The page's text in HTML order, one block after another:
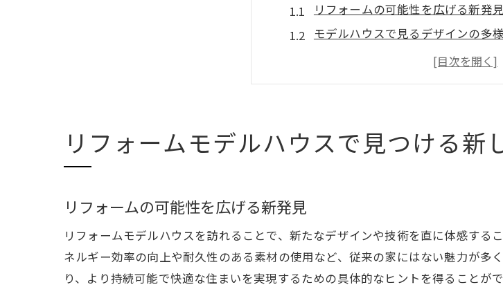
リフォームの可能性を広げる新発見
モデルハウスで見るデザインの多
現代的なインテリアで創造性を刺激
実用的な配置アイディアで生活を
リフォーム計画に役立つ実例を体験
最新トレンドを体感リフォームモデルハ
最新技術を取り入れた住まいの可能
トレンドを自宅に取り入れるヒント
リフォームで作る未来志向の空間
リフォームモデルハウスで見つける新
リフォームの可能性を広げる新発見
リフォームモデルハウスを訪れることで、新たなデザインや技術を直に体感す
ネルギー効率の向上や耐久性のある素材の使用など、従来の家にはない魅力が多
り、より持続可能で快適な住まいを実現するための具体的なヒントを得ること